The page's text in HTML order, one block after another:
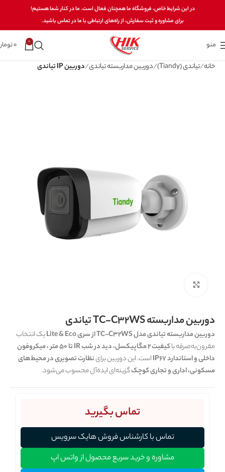
در این شرایط خاص، فروشگاه ما همچنان فعال است. ما در کنار شما هستیم!
برای مشاوره و ثبت سفارش، از راه‌های ارتباطی با ما در تماس باشید.
منو 0
0
خانه تیاندی (Tiandy) دوربین مداربسته تیاندی دوربین IP تیاندی
دوربین مداربسته TC-C32WS تیاندی
دوربین مداربسته تیاندی مدل TC-C32WS از سری Lite & Eco
یک انتخاب
مقرون‌به‌صرفه با
کیفیت 2 مگاپیکسل، دید در شب IR تا 50 متر ، میکروفون
داخلی و استاندارد IP67
است. این دوربین براینظارت تصویری در محیط‌های
مسکونی، اداری و تجاری کوچکگزینه‌ای ایده‌آل محسوب می‌شود.
تماس بگیرید
تماس با کارشناس فروش هایک سرویس
مشاوره و خرید سریع محصول از واتس اپ